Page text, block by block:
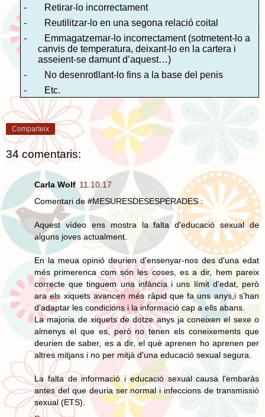
-
Retirar-lo incorrectament
-
Reutilitzar-lo en una segona relació coital
-
Emmagatzemar-lo incorrectament (sotmetent-lo a
canvis de temperatura, deixant-lo en la cartera i
asseient-se damunt d’aquest…)
-
No desenrotllant-lo fins a la base del penis
-
Etc.
Comparteix
34 comentaris:
Carla Wolf 11.10.17
Comentari de #MESURESDESESPERADES :
Aquest vídeo ens mostra la falta d'educació sexual de
alguns joves actualment.
En la meua opinió deurien d'ensenyar-nos des d'una edat
més primerenca com són les coses, es a dir, hem pareix
correcte que tinguem una infància i uns límit d'edat, però
ara els xiquets avancen més ràpid que fa uns anys,i s'han
d'adaptar les condicions i la informació cap a ells abans.
La majoria de xiquets de dotze anys ja coneixen el sexe o
almenys el que es, però no tenen els coneixements que
deurien de saber, es a dir, el què aprenen ho aprenen per
altres mitjans i no per mitjà d'una educació sexual segura.
La falta de informació i educació sexual causa l'embaràs
antes del que deuria ser normal i infeccions de transmissió
sexual (ETS).